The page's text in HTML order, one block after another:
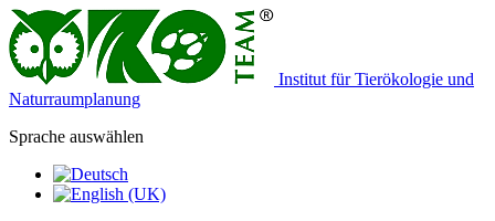
Institut für Tierökologie und
Naturraumplanung
Sprache auswählen